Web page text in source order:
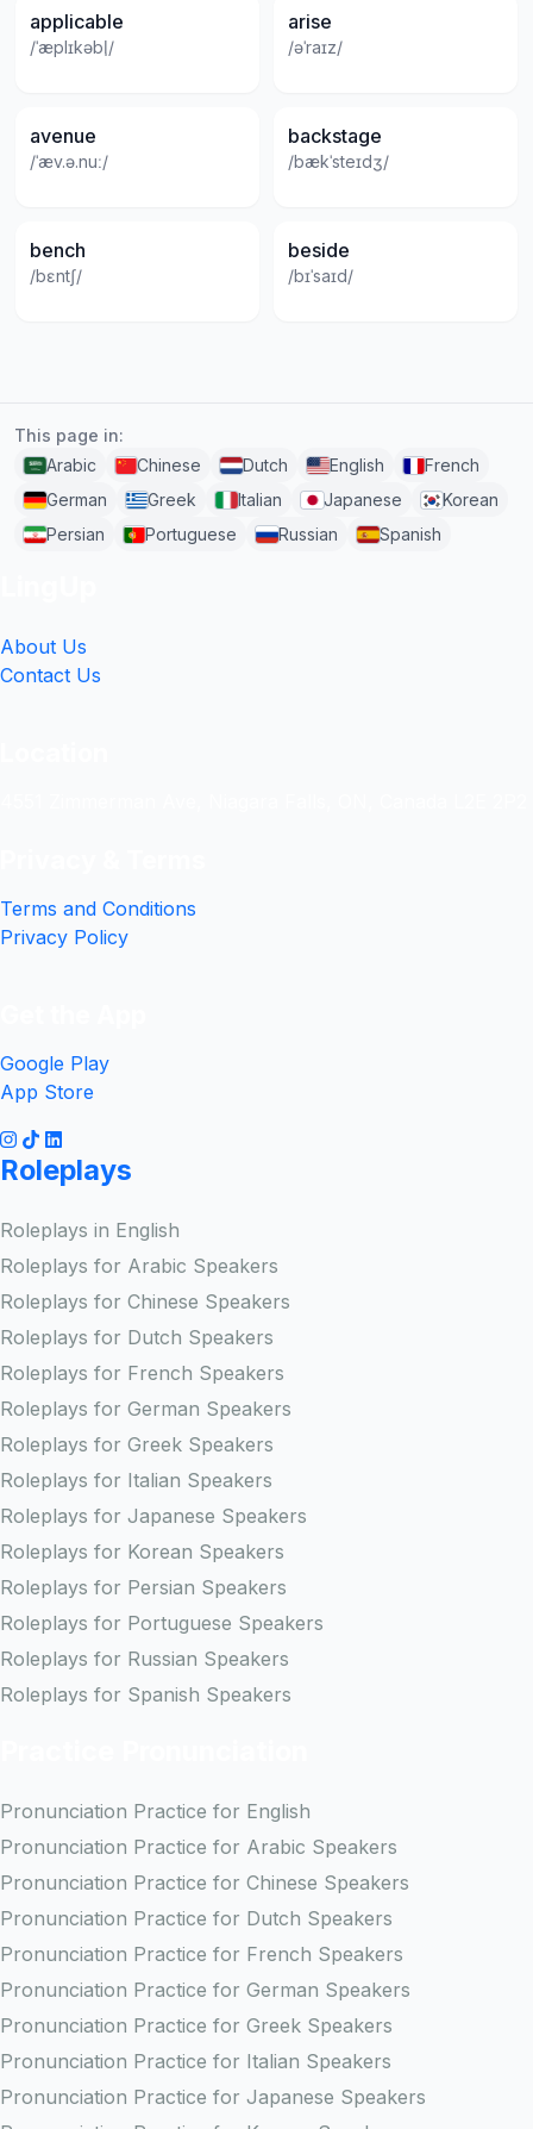
applicable
/ˈæplɪkəbl̩/
arise
/əˈraɪz/
avenue
/ˈæv.ə.nuː/
backstage
/bækˈsteɪdʒ/
bench
/bɛntʃ/
beside
/bɪˈsaɪd/
This page in:
Arabic
Chinese Dutch English
French
German
Greek Italian Japanese
Korean
Persian
Portuguese Russian Spanish
About Us
Contact Us
Terms and Conditions
Privacy Policy
Google Play
App Store
Roleplays
Roleplays in English
Roleplays for Arabic Speakers
Roleplays for Chinese Speakers
Roleplays for Dutch Speakers
Roleplays for French Speakers
Roleplays for German Speakers
Roleplays for Greek Speakers
Roleplays for Italian Speakers
Roleplays for Japanese Speakers
Roleplays for Korean Speakers
Roleplays for Persian Speakers
Roleplays for Portuguese Speakers
Roleplays for Russian Speakers
Roleplays for Spanish Speakers
Pronunciation Practice for English
Pronunciation Practice for Arabic Speakers
Pronunciation Practice for Chinese Speakers
Pronunciation Practice for Dutch Speakers
Pronunciation Practice for French Speakers
Pronunciation Practice for German Speakers
Pronunciation Practice for Greek Speakers
Pronunciation Practice for Italian Speakers
Pronunciation Practice for Japanese Speakers